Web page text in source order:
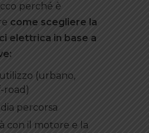
perché è
come scegliere la
elettrica in base a
(urbano,
road)
percorsa
con il motore e la